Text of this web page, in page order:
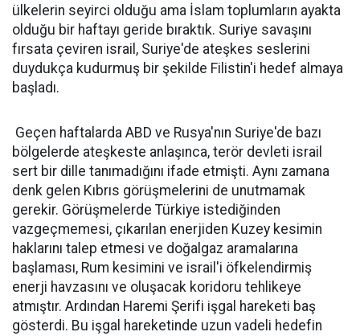
ülkelerin seyirci olduğu ama İslam toplumların ayakta
olduğu bir haftayı geride bıraktık. Suriye savaşını
fırsata çeviren israil, Suriye'de ateşkes seslerini
duydukça kudurmuş bir şekilde Filistin'i hedef almaya
başladı.
Geçen haftalarda ABD ve Rusya'nın Suriye'de bazı
bölgelerde ateşkeste anlaşınca, terör devleti israil
sert bir dille tanımadığını ifade etmişti. Aynı zamana
denk gelen Kıbrıs görüşmelerini de unutmamak
gerekir. Görüşmelerde Türkiye istediğinden
vazgeçmemesi, çıkarılan enerjiden Kuzey kesimin
haklarını talep etmesi ve doğalgaz aramalarına
başlaması, Rum kesimini ve israil'i öfkelendirmiş
enerji havzasını ve oluşacak koridoru tehlikeye
atmıştır. Ardından Haremi Şerifi işgal hareketi baş
gösterdi. Bu işgal hareketinde uzun vadeli hedefin